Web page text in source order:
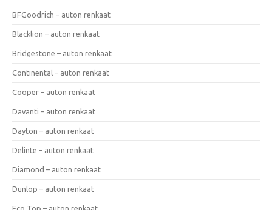
BFGoodrich – auton renkaat
Blacklion – auton renkaat
Bridgestone – auton renkaat
Continental – auton renkaat
Cooper – auton renkaat
Davanti – auton renkaat
Dayton – auton renkaat
Delinte – auton renkaat
Diamond – auton renkaat
Dunlop – auton renkaat
Eco Top – auton renkaat